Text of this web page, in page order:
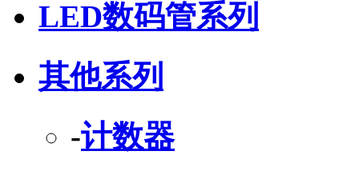
LED数码管系列
其他系列
-计数器